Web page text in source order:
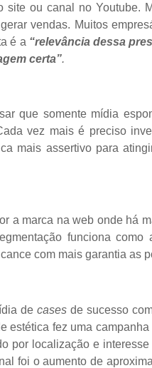
site ou canal no Youtube.
vendas. Muitos
é a “relevância dessa
certa”.
que somente mídia
vez mais é preciso
mais assertivo para
a marca na web onde há
funciona
com mais garantia as
de cases de sucesso
estética fez uma
por localização e
foi o aumento de